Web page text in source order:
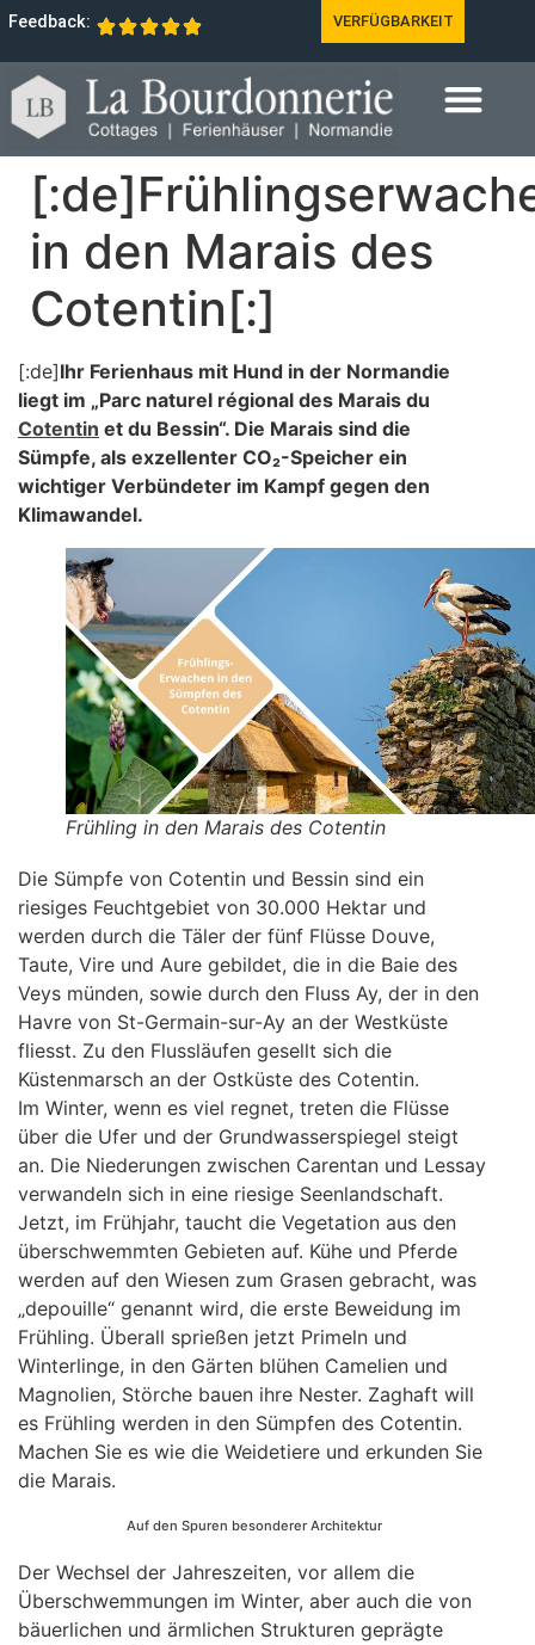
Feedback: VERFÜGBARKEIT
in den Marais des
Cotentin[:]
[:de]Ihr Ferienhaus mit Hund in der Normandie
liegt im „Parc naturel régional des Marais du
Cotentin et du Bessin“. Die Marais sind die
Sümpfe, als exzellenter CO₂-Speicher ein
wichtiger Verbündeter im Kampf gegen den
Klimawandel.
Frühling in den Marais des Cotentin
Die Sümpfe von Cotentin und Bessin sind ein
riesiges Feuchtgebiet von 30.000 Hektar und
werden durch die Täler der fünf Flüsse Douve,
Taute, Vire und Aure gebildet, die in die Baie des
Veys münden, sowie durch den Fluss Ay, der in den
Havre von St-Germain-sur-Ay an der Westküste
fliesst. Zu den Flussläufen gesellt sich die
Küstenmarsch an der Ostküste des Cotentin.
Im Winter, wenn es viel regnet, treten die Flüsse
über die Ufer und der Grundwasserspiegel steigt
an. Die Niederungen zwischen Carentan und Lessay
verwandeln sich in eine riesige Seenlandschaft.
Jetzt, im Frühjahr, taucht die Vegetation aus den
überschwemmten Gebieten auf. Kühe und Pferde
werden auf den Wiesen zum Grasen gebracht, was
„depouille“ genannt wird, die erste Beweidung im
Frühling. Überall sprießen jetzt Primeln und
Winterlinge, in den Gärten blühen Camelien und
Magnolien, Störche bauen ihre Nester. Zaghaft will
es Frühling werden in den Sümpfen des Cotentin.
Machen Sie es wie die Weidetiere und erkunden Sie
die Marais.
Auf den Spuren besonderer Architektur
Der Wechsel der Jahreszeiten, vor allem die
Überschwemmungen im Winter, aber auch die von
bäuerlichen und ärmlichen Strukturen geprägte